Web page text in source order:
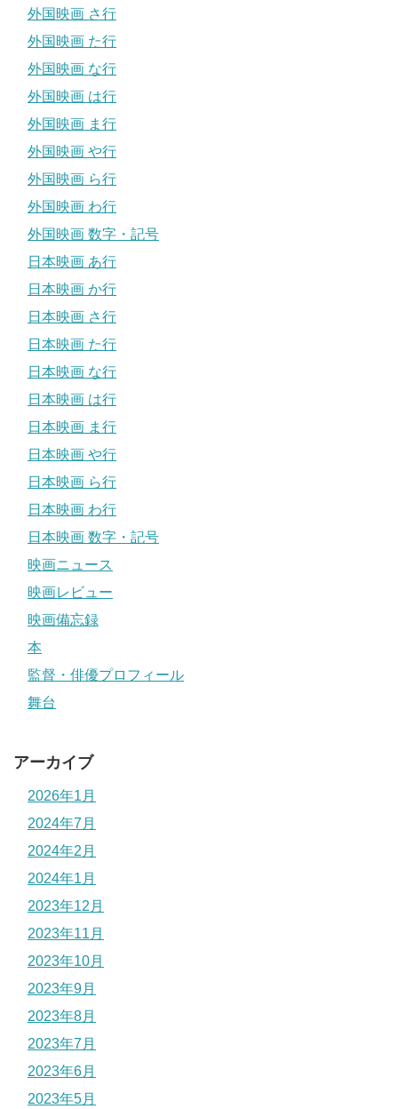
外国映画 さ行
外国映画 た行
外国映画 な行
外国映画 は行
外国映画 ま行
外国映画 や行
外国映画 ら行
外国映画 わ行
外国映画 数字・記号
日本映画 あ行
日本映画 か行
日本映画 さ行
日本映画 た行
日本映画 な行
日本映画 は行
日本映画 ま行
日本映画 や行
日本映画 ら行
日本映画 わ行
日本映画 数字・記号
映画ニュース
映画レビュー
映画備忘録
本
監督・俳優プロフィール
舞台
アーカイブ
2026年1月
2024年7月
2024年2月
2024年1月
2023年12月
2023年11月
2023年10月
2023年9月
2023年8月
2023年7月
2023年6月
2023年5月